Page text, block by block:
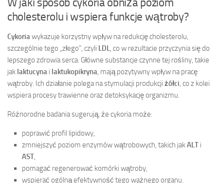
W jaki sposób cykoria obniża poziom
cholesterolu i wspiera funkcje wątroby?
Cykoriawykazuje korzystny wpływ na redukcję cholesterolu,
szczególnie tego „złego”, czyli LDL, co w rezultacie przyczynia się do
lepszego zdrowia serca. Główne substancje czynne tej rośliny, takie
jak laktucyna i laktukopikryna, mają pozytywny wpływ na pracę
wątroby. Ich działanie polega na stymulacji produkcji żółci, co z kolei
wspiera procesy trawienne oraz detoksykację organizmu.
Różnorodne badania sugerują, że cykoria może:
poprawić profil lipidowy,
zmniejszyć poziom enzymów wątrobowych, takich jakALT i
AST,
pomagać regenerować komórki wątroby,
wspierać ogólną efektywność tego ważnego organu.